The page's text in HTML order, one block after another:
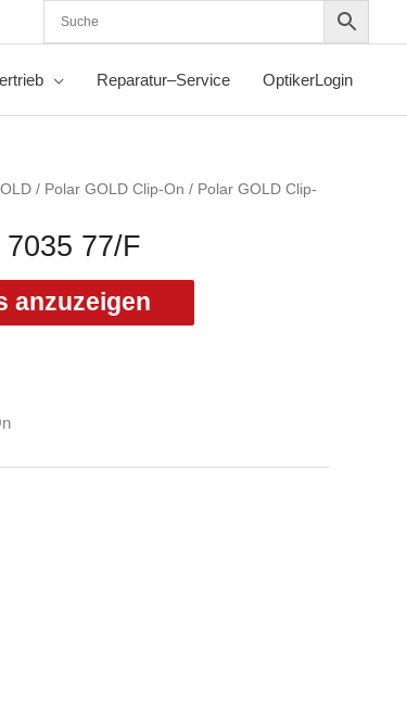
Reparatur–Service OptikerLogin
/ Polar GOLD Clip-On / Polar GOLD Clip-
77/F
anzuzeigen